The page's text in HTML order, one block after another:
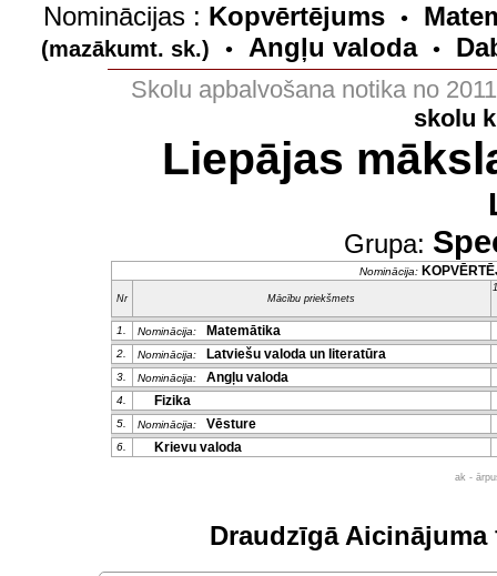
Nominācijas : Kopvērtējums •
(mazākumt. sk.) • Angļu valoda •
Skolu apbalvošana notika no
skolu
Liepājas
Grupa:
Nominācija:
Nr Mācību priekšmets
1. Nominācija: Matemātika
2. Nominācija: Latviešu valoda un literatūra
3. Nominācija: Angļu valoda
4. Fizika
5. Nominācija: Vēsture
6. Krievu valoda
ak -
Draudzīgā